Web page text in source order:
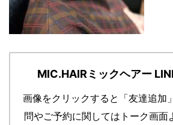
MIC.HAIRミックヘアー
画像をクリックすると「友達追加
問やご予約に関してはトーク画面